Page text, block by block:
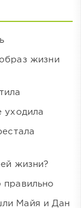
жизни
уходила
жизни?
Майя и Дан